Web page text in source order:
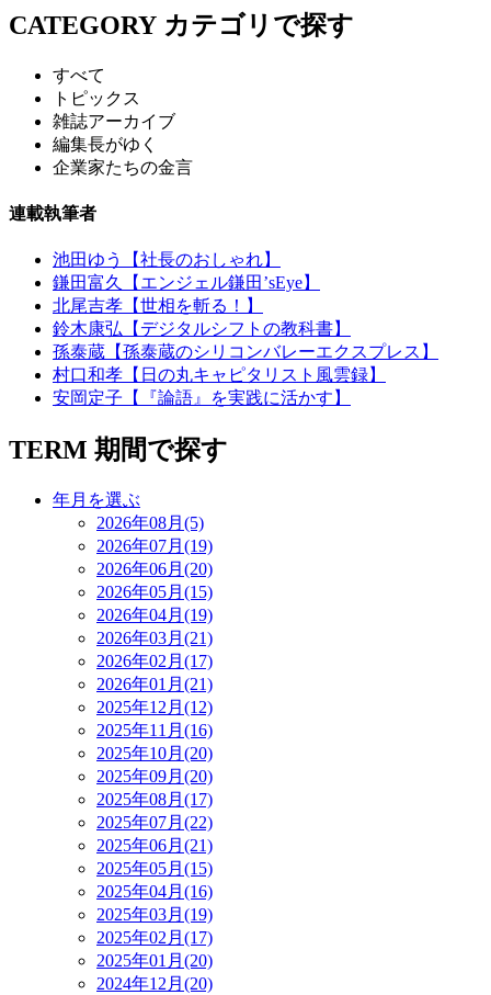
CATEGORY カテゴリで探す
すべて
トピックス
雑誌アーカイブ
編集長がゆく
企業家たちの金言
連載執筆者
池田ゆう【社長のおしゃれ】
鎌田富久【エンジェル鎌田’sEye】
北尾吉孝【世相を斬る！】
鈴木康弘【デジタルシフトの教科書】
孫泰蔵【孫泰蔵のシリコンバレーエクスプレス】
村口和孝【日の丸キャピタリスト風雲録】
安岡定子【『論語』を実践に活かす】
TERM 期間で探す
年月を選ぶ
2026年08月(5)
2026年07月(19)
2026年06月(20)
2026年05月(15)
2026年04月(19)
2026年03月(21)
2026年02月(17)
2026年01月(21)
2025年12月(12)
2025年11月(16)
2025年10月(20)
2025年09月(20)
2025年08月(17)
2025年07月(22)
2025年06月(21)
2025年05月(15)
2025年04月(16)
2025年03月(19)
2025年02月(17)
2025年01月(20)
2024年12月(20)